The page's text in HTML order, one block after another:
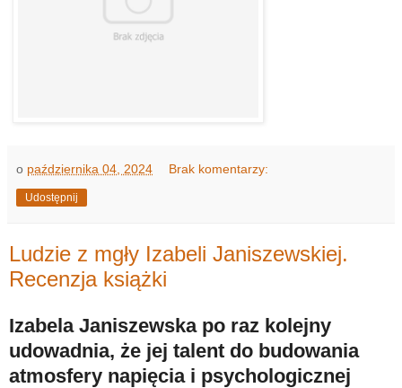
o października 04, 2024 Brak komentarzy:
Udostępnij
Ludzie z mgły Izabeli Janiszewskiej.
Recenzja książki
Izabela Janiszewska po raz kolejny
udowadnia, że jej talent do budowania
atmosfery napięcia i psychologicznej